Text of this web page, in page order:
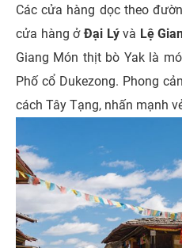
Các cửa hàng dọc theo
cửa hàng ởĐại Lývà Lệ
Giang Món thịt bò Yak là
Phố cổ Dukezong. Phong
cách Tây Tạng, nhấn mạnh